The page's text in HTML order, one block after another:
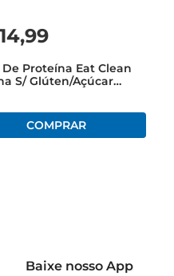
14,99
De Proteína Eat Clean
S/ Glúten/Açúcar
Baixe nosso App